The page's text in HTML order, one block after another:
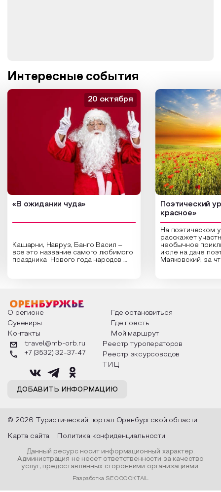
Интересные события
«В ожидании чуда»
Кашарни, Навруз, Банго Васил –
все это название самого любимого
праздника Нового года народов
о том, как встречают новый год в
разных уголках страны, какие
обряды совершают на удачу и
благополучие, в чем схожи и
различаются традиции. Кто такой
Дед Мороз и откуда он пришел, как
его называют в разных уголках
страны и как появились елочные
20 октября
Поэтический
красное»
На поэтическом
расскажет
необычное
июле на даче
Маяковский, за
Твардовского и
каждой строчке
восхищение
яркому времени
О регионе
Где остановиться
Сувениры
Где поесть
Контакты
Мой маршрут
ДОБАВИТЬ ИНФОРМАЦИЮ
travel@mb-orb.ru
+7 (3532) 32-37-47
Реестр туроператоров
Реестр эксурсоводов
ТИЦ
© 2026 Туристический портал Оренбургской области
Карта сайта Политика конфиденциальности
Данный ресурс носит информационный характер.
Администрация не несет ответственности за качество
услуг, предоставленных сторонними организациями.
Разработка SEOCOCKTAIL